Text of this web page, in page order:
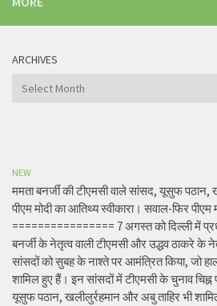
ARCHIVES
Archives
NEW
ममता बनर्जी की टीएमसी वाले सांसद, यूसुफ पठान,
पीएम मोदी का आतिथ्य स्वीकारा। सवाल-फिर पीएम
================ 7 अगस्त को दिल्ली में
बनर्जी के नेतृत्व वाली टीएमसी और उद्धव ठाकरे के
सांसदों को सुबह के नाश्ते पर आमंत्रित किया, जो
शामिल हुए हैं। इन सांसदों में टीएमसी के चुनाव
यूसुफ पठान, खलीलुर्रहमान और अबु ताहिर भी